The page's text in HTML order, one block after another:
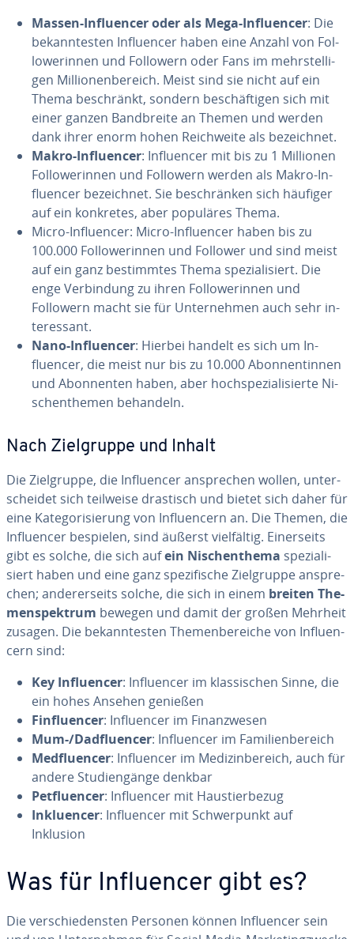
Massen-In­fluen­cer oder als Mega-In­fluen­cer: Die
be­kann­tes­ten In­fluen­cer haben eine Anzahl von Fol­
lo­we­rin­nen und Followern oder Fans im mehr­stel­li­
gen Mil­lio­nen­be­reich. Meist sind sie nicht auf ein
Thema be­schränkt, sondern be­schäf­ti­gen sich mit
einer ganzen Band­brei­te an Themen und werden
dank ihrer enorm hohen Reich­wei­te als be­zeich­net.
Makro-In­fluen­cer: In­fluen­cer mit bis zu 1 Millionen
Fol­lo­we­rin­nen und Followern werden als Makro-In­
fluen­cer be­zeich­net. Sie be­schrän­ken sich häufiger
auf ein konkretes, aber populäres Thema.
Micro-In­fluen­cer: Micro-In­fluen­cer haben bis zu
100.000 Fol­lo­we­rin­nen und Follower und sind meist
auf ein ganz be­stimm­tes Thema spe­zia­li­siert. Die
enge Ver­bin­dung zu ihren Fol­lo­we­rin­nen und
Followern macht sie für Un­ter­neh­men auch sehr in­
ter­es­sant.
Nano-In­fluen­cer: Hierbei handelt es sich um In­
fluen­cer, die meist nur bis zu 10.000 Abon­nen­tin­nen
und Abon­nen­ten haben, aber hoch­spe­zia­li­sier­te Ni­
schen­the­men behandeln.
Nach Ziel­grup­pe und Inhalt
Die Ziel­grup­pe, die In­fluen­cer an­spre­chen wollen, un­ter­
schei­det sich teilweise drastisch und bietet sich daher für
eine Ka­te­go­ri­sie­rung von In­fluen­cern an. Die Themen, die
In­fluen­cer bespielen, sind äußerst viel­fäl­tig. Ei­ner­seits
gibt es solche, die sich aufein Ni­schen­the­ma spe­zia­li­
siert haben und eine ganz spe­zi­fi­sche Ziel­grup­pe an­spre­
chen; an­de­rer­seits solche, die sich in einem breiten The­
men­spek­trum bewegen und damit der großen Mehrheit
zusagen. Die be­kann­tes­ten The­men­be­rei­che von In­fluen­
cern sind:
Key In­fluen­cer: In­fluen­cer im klas­si­schen Sinne, die
ein hohes Ansehen genießen
Fin­fluen­cer: In­fluen­cer im Fi­nanz­we­sen
Mum-/Dad­fluen­cer: In­fluen­cer im Fa­mi­li­en­be­reich
Med­fluen­cer: In­fluen­cer im Me­di­zin­be­reich, auch für
andere Stu­di­en­gän­ge denkbar
Pet­fluen­cer: In­fluen­cer mit Haus­tier­be­zug
In­kluen­cer: In­fluen­cer mit Schwer­punkt auf
Inklusion
Was für In­fluen­cer gibt es?
Die ver­schie­dens­ten Personen können In­fluen­cer sein